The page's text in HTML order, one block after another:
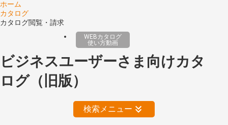
ホーム
カタログ
カタログ閲覧・請求
WEBカタログ
使い方動画
ビジネスユーザーさま向けカタ
ログ（旧版）
検索メニュー